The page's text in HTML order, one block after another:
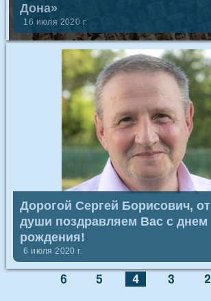
Дона»
16 июля 2020 г.
Дорогой Сергей Борисович, от
души поздравляем Вас с днем
рождения!
6 июля 2020 г.